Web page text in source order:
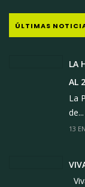
ÚLTIMAS
LA
AL
La
de...
13